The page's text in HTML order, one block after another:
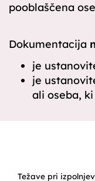
pooblaščena
Dokumentacija
je
je
ali oseba,
Težave pri